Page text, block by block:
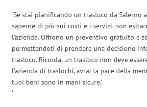
‘Se stai pianificando un trasloco da Salerno
saperne di più sui costi e i servizi, non
l’azienda. Offrono un preventivo gratuito e
permettendoti di prendere una decisione
trasloco. Ricorda, un trasloco non deve
l’azienda di traslochi, avrai la pace della
tuoi beni sono in mani sicure.’
‘